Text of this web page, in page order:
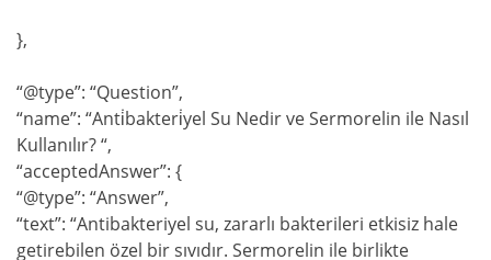
},
“@type”: “Question”,
“name”: “Anti̇bakteri̇yel Su Nedir ve Sermorelin ile Nasıl
Kullanılır? “,
“acceptedAnswer”: {
“@type”: “Answer”,
“text”: “Antibakteriyel su, zararlı bakterileri etkisiz hale
getirebilen özel bir sıvıdır. Sermorelin ile birlikte